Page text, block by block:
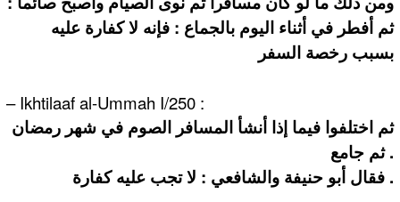
ثم أفطر في أثناء اليوم بالجماع : فإنه لا كفارة عليه
بسبب رخصة السفر
– Ikhtilaaf al-Ummah I/250 :
ثم اختلفوا فيما إذا أنشأ المسافر الصوم في شهر رمضان
ثم جامع .
فقال أبو حنيفة والشافعي : لا تجب عليه كفارة .